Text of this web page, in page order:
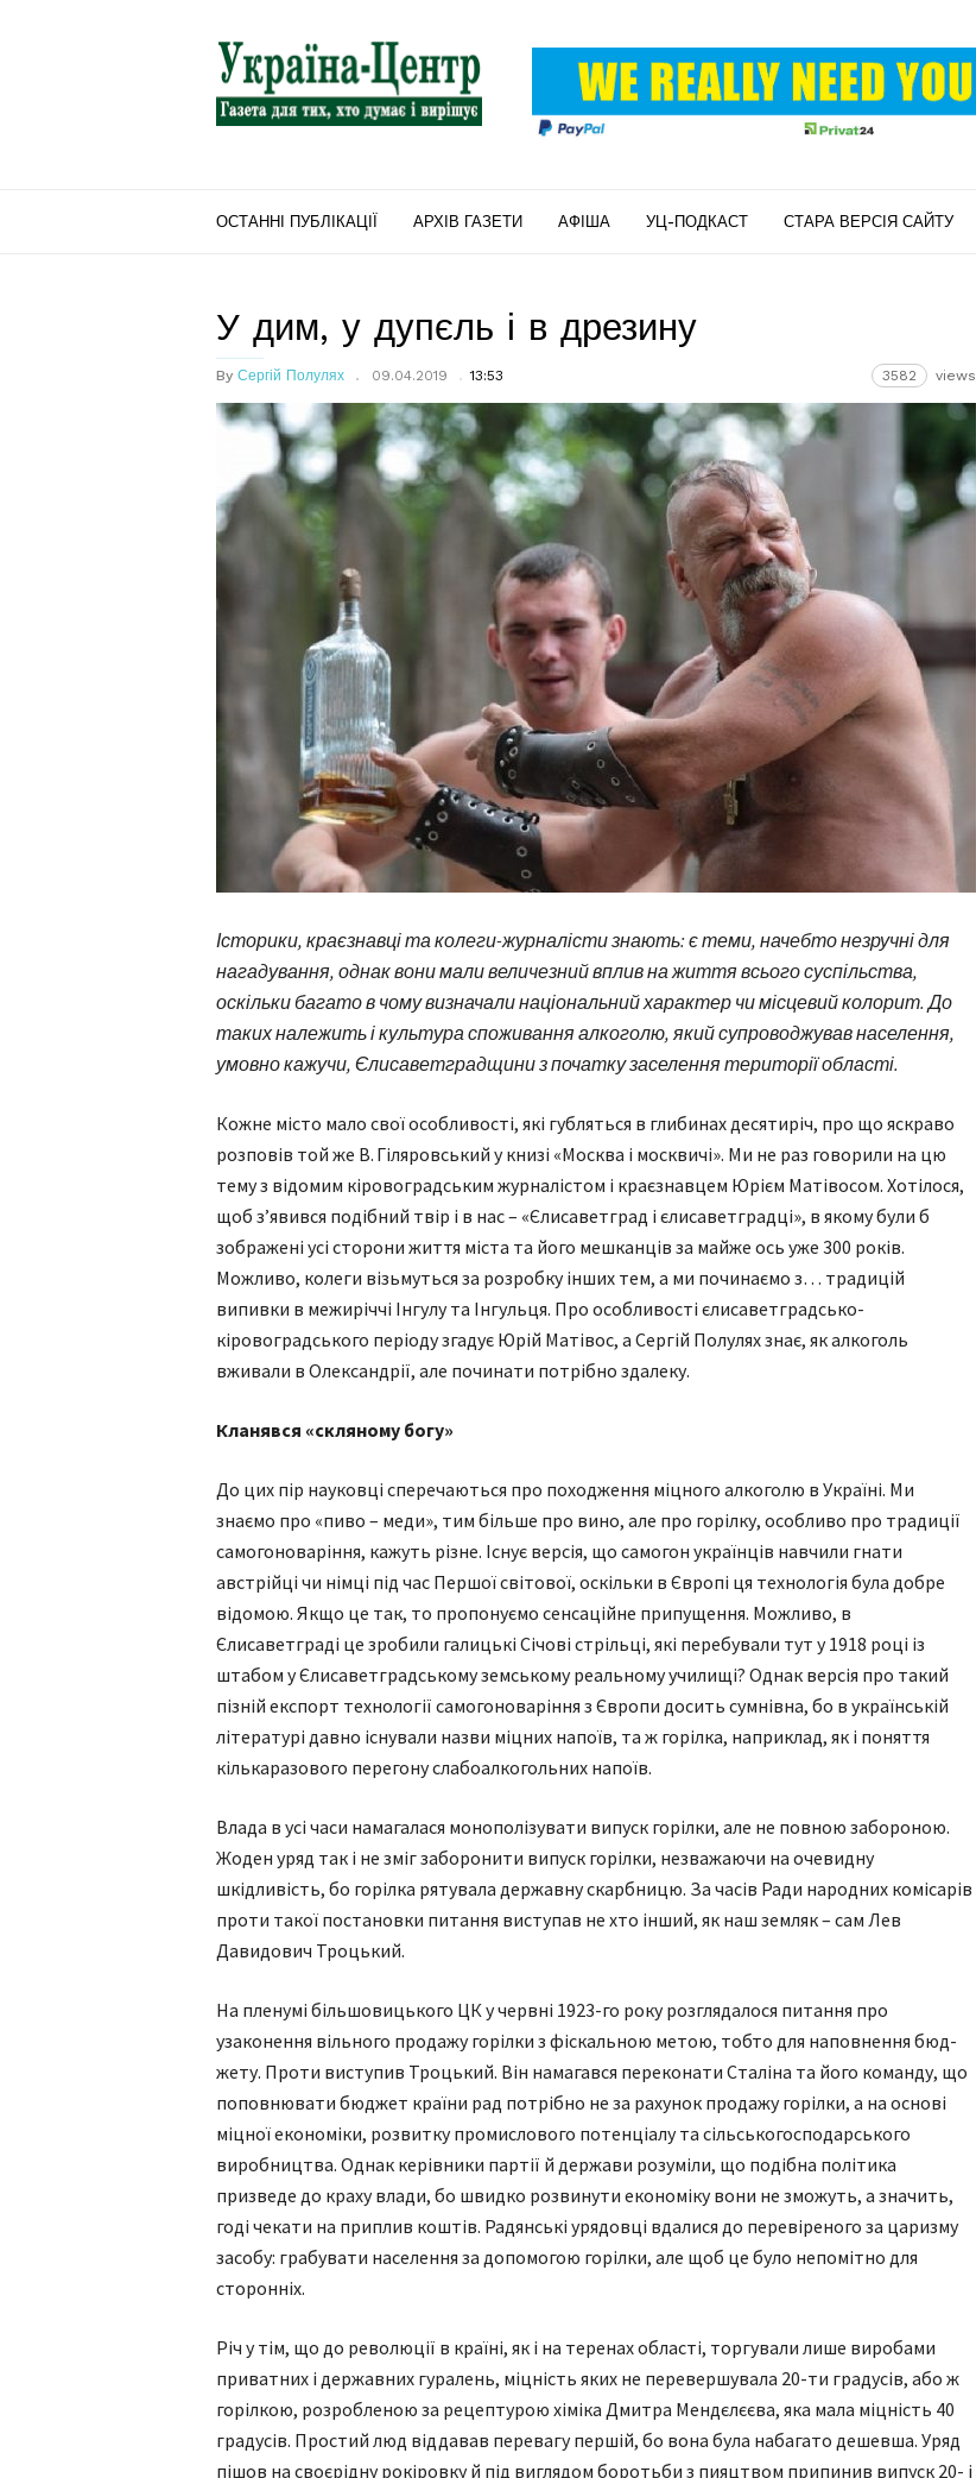
"Україна-
Центр"
ОСТАННІ ПУБЛІКАЦІЇ АРХІВ ГАЗЕТИ АФІША УЦ-ПОДКАСТ СТАРА ВЕРСІЯ САЙТУ
У дим, у дупєль і в дрезину
By Сергій Полулях 09.04.2019 13:53 3582 views
Історики, краєзнавці та колеги-журналісти знають: є теми, начебто незручні для
нагадування, однак вони мали величезний вплив на життя всього суспільства,
оскільки багато в чому визначали національний характер чи місцевий колорит. До
таких належить і культура споживання алкоголю, який супроводжував населення,
умовно кажучи, Єлисаветградщини з початку заселення території області.
Кожне місто мало свої особливості, які губляться в глибинах десятиріч, про що яскраво
розповів той же В. Гіляровський у книзі «Москва і москвичі». Ми не раз говорили на цю
тему з відомим кіровоградським журналістом і краєзнавцем Юрієм Матівосом. Хотілося,
щоб з’явився подібний твір і в нас – «Єлисаветград і єлисаветградці», в якому були б
зображені усі сторони життя міста та його мешканців за майже ось уже 300 років.
Можливо, колеги візьмуться за розробку інших тем, а ми починаємо з… традицій
випивки в межиріччі Інгулу та Інгульця. Про особливості єлисаветградсько-
кіровоградського періоду згадує Юрій Матівос, а Сергій Полулях знає, як алкоголь
вживали в Олександрії, але починати потрібно здалеку.
Кланявся «скляному богу»
До цих пір науковці сперечаються про походження міцного алкоголю в Україні. Ми
знаємо про «пиво – меди», тим більше про вино, але про горілку, особливо про традиції
самогоноваріння, кажуть різне. Існує версія, що самогон українців навчили гнати
австрійці чи німці під час Першої світової, оскільки в Європі ця технологія була добре
відомою. Якщо це так, то пропонуємо сенсаційне припущення. Можливо, в
Єлисаветграді це зробили галицькі Січові стрільці, які перебували тут у 1918 році із
штабом у Єлисаветградському земському реальному училищі? Однак версія про такий
пізній експорт технології самогоноваріння з Європи досить сумнівна, бо в українській
літературі давно існували назви міцних напоїв, та ж горілка, наприклад, як і поняття
кількаразового перегону слабоалкогольних напоїв.
Влада в усі часи намагалася монополізувати випуск горілки, але не повною забороною.
Жоден уряд так і не зміг заборонити випуск горілки, незважаючи на очевидну
шкідливість, бо горілка рятувала державну скарбницю. За часів Ради народних комісарів
проти такої постановки питання виступав не хто інший, як наш земляк – сам Лев
Давидович Троцький.
На пленумі більшовицького ЦК у червні 1923-го року розглядалося питання про
узаконення вільного продажу горілки з фіскальною метою, тобто для наповнення бюд­
жету. Проти виступив Троцький. Він намагався переконати Сталіна та його команду, що
поповнювати бюджет країни рад потрібно не за рахунок продажу горілки, а на основі
міцної економіки, розвитку промислового потенціалу та сільськогосподарського
виробництва. Однак керівники партії й держави розуміли, що подібна політика
призведе до краху влади, бо швидко розвинути економіку вони не зможуть, а значить,
годі чекати на приплив коштів. Радянські урядовці вдалися до перевіреного за царизму
засобу: грабувати населення за допомогою горілки, але щоб це було непомітно для
сторонніх.
Річ у тім, що до революції в країні, як і на теренах області, торгували лише виробами
приватних і державних гуралень, міцність яких не перевершувала 20-ти градусів, або ж
горілкою, розробленою за рецептурою хіміка Дмитра Мендєлєєва, яка мала міцність 40
градусів. Простий люд віддавав перевагу першій, бо вона була набагато дешевша. Уряд
пішов на своєрідну рокіровку й під виглядом боротьби з пияцтвом припинив випуск 20- і